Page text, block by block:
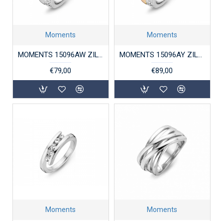
Moments
MOMENTS 15096AW ZILVEREN RING GERHODINEERD ZIRKONIA
€79,00
Moments
MOMENTS 15096AY ZILVER VERGULDE RING MET ZIRKONIA
€89,00
Moments Moments